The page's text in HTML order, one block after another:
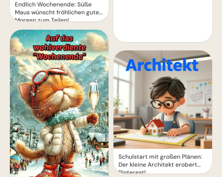
Endlich Wochenende: Süße
Maus wünscht fröhlichen guten
Morgen zum Teilen!
Schulstart mit großen Plänen:
Der kleine Architekt erobert
Pinterest!